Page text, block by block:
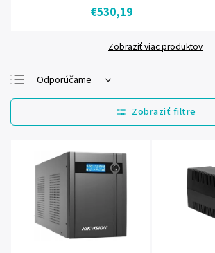
€530,19
Zobraziť viac produktov
Odporúčame
Najlacnejšie
Najdrahšie
Abecedne